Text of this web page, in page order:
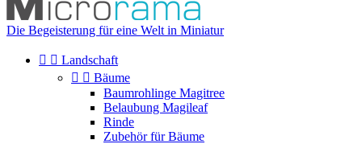
Die Begeisterung für eine Welt in Miniatur
  Landschaft
  Bäume
Baumrohlinge Magitree
Belaubung Magileaf
Rinde
Zubehör für Bäume